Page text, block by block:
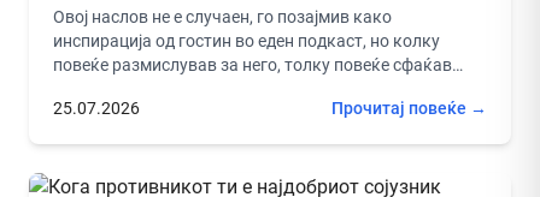
Овој наслов не е случаен, го позајмив како
инспирација од гостин во еден подкаст, но колку
повеќе размислував за него, толку повеќе сфаќав
25.07.2026
Прочитај повеќе →